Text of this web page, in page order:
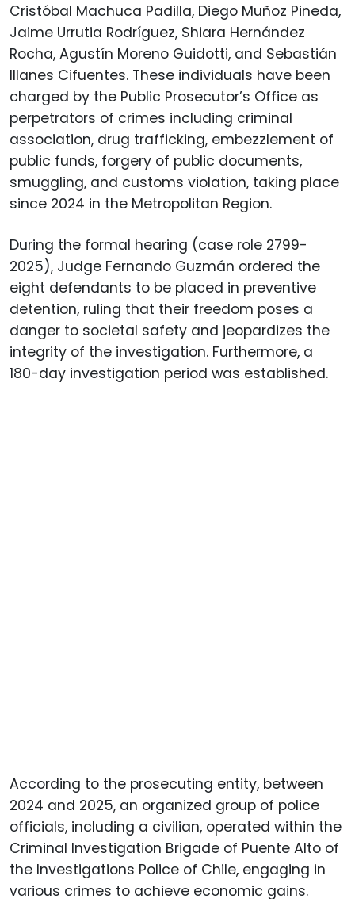
Cristóbal Machuca Padilla, Diego Muñoz Pineda,
Jaime Urrutia Rodríguez, Shiara Hernández
Rocha, Agustín Moreno Guidotti, and Sebastián
Illanes Cifuentes. These individuals have been
charged by the Public Prosecutor’s Office as
perpetrators of crimes including criminal
association, drug trafficking, embezzlement of
public funds, forgery of public documents,
smuggling, and customs violation, taking place
since 2024 in the Metropolitan Region.
During the formal hearing (case role 2799-
2025), Judge Fernando Guzmán ordered the
eight defendants to be placed in preventive
detention, ruling that their freedom poses a
danger to societal safety and jeopardizes the
integrity of the investigation. Furthermore, a
180-day investigation period was established.
According to the prosecuting entity, between
2024 and 2025, an organized group of police
officials, including a civilian, operated within the
Criminal Investigation Brigade of Puente Alto of
the Investigations Police of Chile, engaging in
various crimes to achieve economic gains.